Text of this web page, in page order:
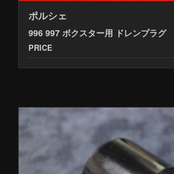
ポルシェ
996 997 ボクスター用 ドレンプラグ
PRICE